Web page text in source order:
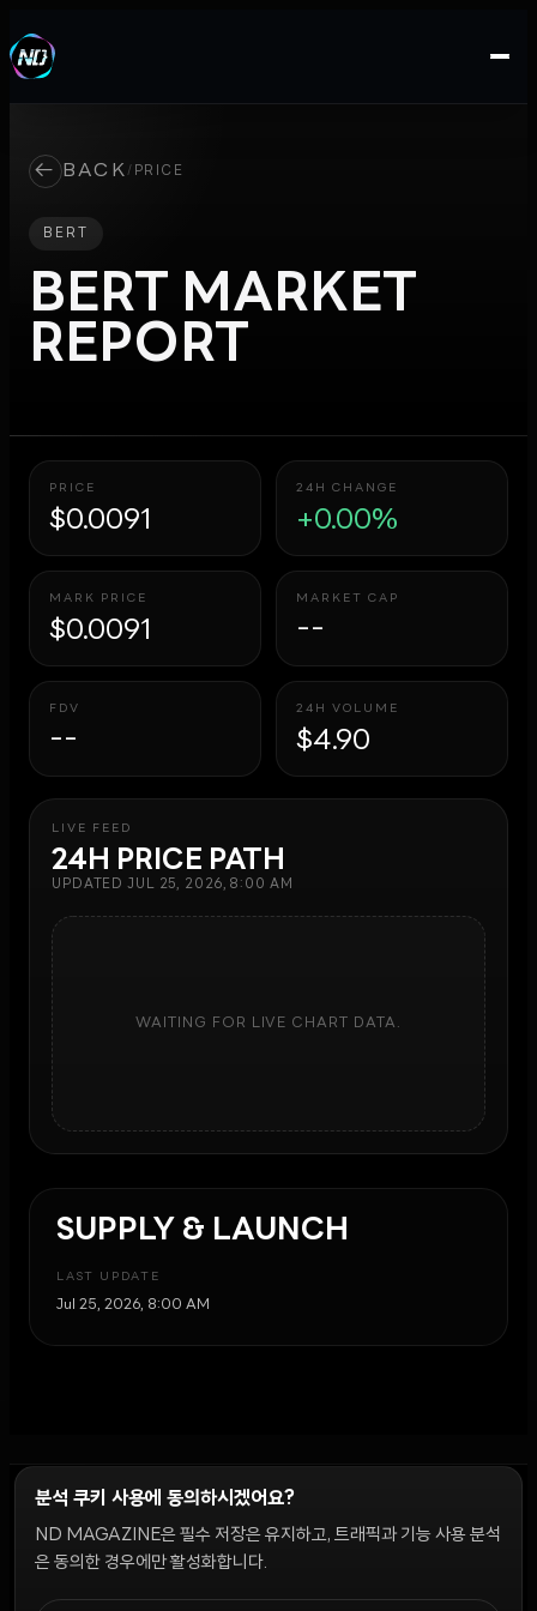
← BACK / PRICE
BERT
BERT MARKET
REPORT
PRICE
$0.0091
24H CHANGE
+0.00%
MARK PRICE
$0.0091
MARKET CAP
--
FDV
--
24H VOLUME
$4.90
LIVE FEED
24H PRICE PATH
UPDATEDJUL 25, 2026, 8:00 AM
WAITING FOR LIVE CHART DATA.
SUPPLY & LAUNCH
LAST UPDATE
Jul 25, 2026, 8:00 AM
윤리 원칙 Discord 봇캠페인 가이드커뮤니티 랭킹
쿠키 설정
분석 쿠키 사용에 동의하시겠어요?
ND MAGAZINE은 필수 저장은 유지하고, 트래픽과 기능 사용 분석
은 동의한 경우에만 활성화합니다.